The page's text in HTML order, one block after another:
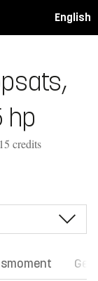
English
hp
credits